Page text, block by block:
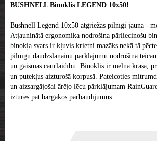
BUSHNELL Binoklis LEGEND 10x50!
Bushnell Legend 10x50 atgriežas pilnīgi jaunā -
Atjauninātā ergonomika nodrošina pārliecinošu
binokļa svars ir kļuvis krietni mazāks nekā tā
pilnīgu daudzslāņainu pārklājumu nodrošina
un gaismas caurlaidību. Binoklis ir melnā krāsā,
un putekļus aizturošā korpusā. Pateicoties
un aizsargājošai ārējo lēcu pārklājumam
izturēs pat bargākos pārbaudījumus.